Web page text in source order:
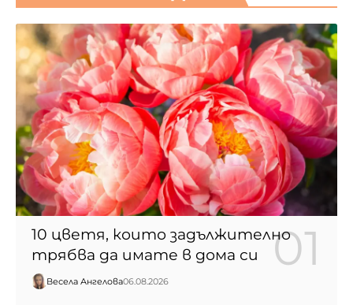
10 цветя, които задължително
трябва да имате в дома си
Весела Ангелова06.08.2026